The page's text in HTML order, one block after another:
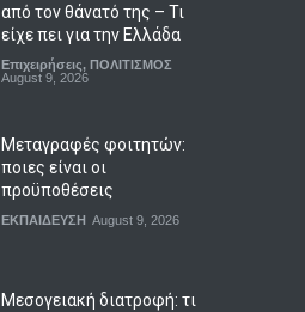
από τον θάνατό της – Τι
είχε πει για την Ελλάδα
Επιχειρήσεις, ΠΟΛΙΤΙΣΜΟΣ
August 9, 2026
Μεταγραφές φοιτητών:
ποιες είναι οι
προϋποθέσεις
ΕΚΠΑΙΔΕΥΣΗ August 9, 2026
Μεσογειακή διατροφή: τι